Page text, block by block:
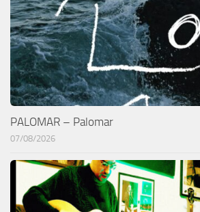
PALOMAR – Palomar
07/08/2026